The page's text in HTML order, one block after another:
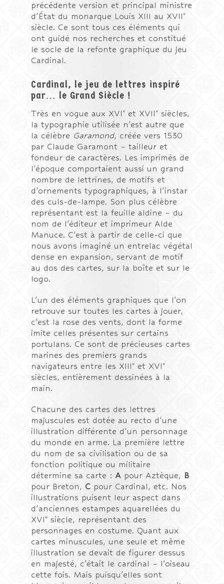
précédente version et principal ministre
d’État du monarque Louis XIII au XVII e
siècle. Ce sont tous ces éléments qui
ont guidé nos recherches et constitué
le socle de la refonte graphique du jeu
Cardinal.
Cardinal, le jeu de lettres inspiré
par… le Grand Siècle !
Très en vogue aux XVI e et XVII e
siècles,
la typographie utilisée n’est autre que
la célèbre Garamond, créée vers 1530
par Claude Garamont – tailleur et
fondeur de caractères. Les imprimés de
l’époque comportaient aussi un grand
nombre de lettrines, de motifs et
d’ornements typographiques, à l’instar
des culs-de-lampe. Son plus célèbre
représentant est la feuille aldine – du
nom de l’éditeur et imprimeur Alde
Manuce. C’est à partir de celle-ci que
nous avons imaginé un entrelac végétal
dense en expansion, servant de motif
au dos des cartes, sur la boîte et sur le
logo.
L’un des éléments graphiques que l’on
retrouve sur toutes les cartes à jouer,
c’est la rose des vents, dont la forme
imite celles présentes sur certains
portulans. Ce sont de précieuses cartes
marines des premiers grands
navigateurs entre les XIII e et XVI e
siècles, entièrement dessinées à la
main.
Chacune des cartes des lettres
majuscules est dotée au recto d’une
illustration différente d’un personnage
du monde en arme. La première lettre
du nom de sa civilisation ou de sa
fonction politique ou militaire
détermine sa carte : A pour Aztèque, B
pour Breton, C pour Cardinal, etc. Nos
illustrations puisent leur aspect dans
d’anciennes estampes aquarellées du
XVI e
siècle, représentant des
personnages en costume. Quant aux
cartes minuscules, une seule et même
illustration se devait de figurer dessus
en majesté, c’était le cardinal – l’oiseau
cette fois. Mais puisqu’elles sont